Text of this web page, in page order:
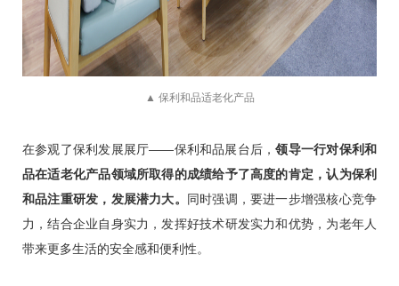
▲ 保利和品适老化产品
在参观了保利发展展厅——保利和品展台后，领导一行对保利和
品在适老化产品领域所取得的成绩给予了高度的肯定，认为保利
和品注重研发，发展潜力大。 同时强调，要进一步增强核心竞争
力，结合企业自身实力，发挥好技术研发实力和优势，为老年人
带来更多生活的安全感和便利性。